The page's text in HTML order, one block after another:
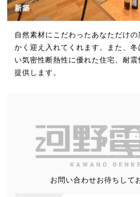
新築
自然素材にこだわったあなただけ
かく迎え入れてくれます。また、冬
い気密性断熱性に優れた住宅、耐
提供します。
お問い合わせお待ちして